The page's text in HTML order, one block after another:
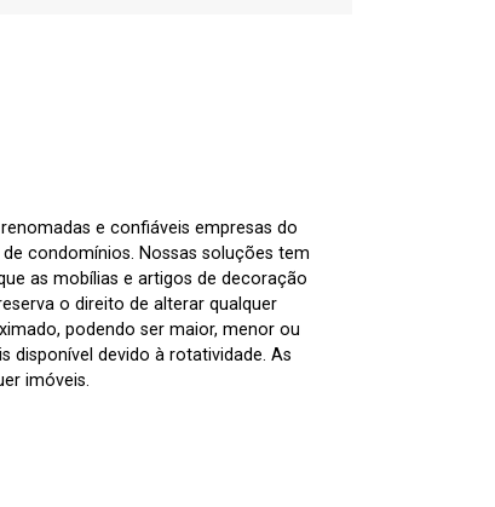
e confiáveis empresas do
condomínios. Nossas soluções tem
as mobílias e artigos de decoração
o direito de alterar qualquer
podendo ser maior, menor ou
disponível devido à rotatividade. As
imóveis.